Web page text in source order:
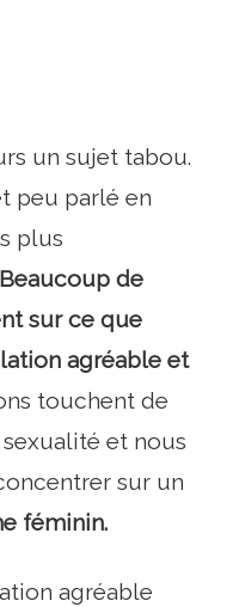
un sujet tabou.
peu parlé en
plus
Beaucoup de
sur ce que
agréable et
touchent de
et nous
sur un
féminin.
agréable